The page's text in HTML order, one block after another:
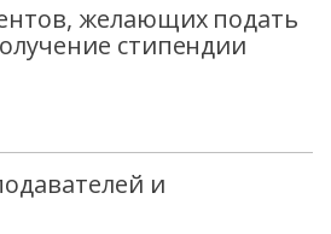
желающих подать
стипендии
и